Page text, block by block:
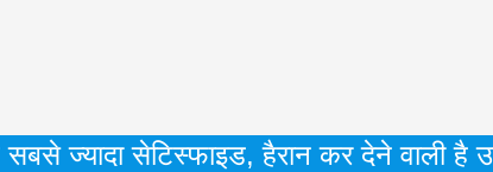
ज्यादा सेटिस्फाइड, हैरान कर देने वाली है